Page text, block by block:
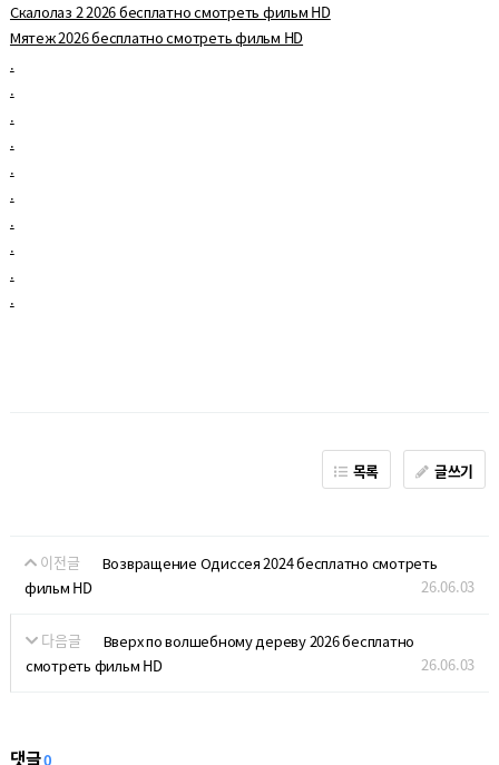
Скалолаз 2 2026 бесплатно смотреть фильм HD
Мятеж 2026 бесплатно смотреть фильм HD
.
.
.
.
.
.
.
.
.
.
목록 글쓰기
이전글
Возвращение Одиссея 2024 бесплатно смотреть
фильм HD
26.06.03
다음글
Вверх по волшебному дереву 2026 бесплатно
смотреть фильм HD
26.06.03
댓글0